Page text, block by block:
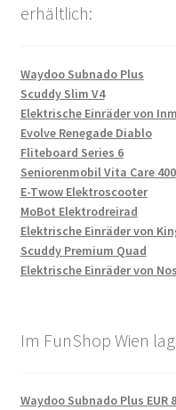
erhältlich:
Waydoo Subnado Plus
Scuddy Slim V4
Elektrische Einräder von
Evolve Renegade Diablo
Fliteboard Series 6
Seniorenmobil Vita Care
E-Twow Elektroscooter
MoBot Elektrodreirad
Elektrische Einräder von
Scuddy Premium Quad
Elektrische Einräder von
Im FunShop Wien
Waydoo Subnado Plus EUR